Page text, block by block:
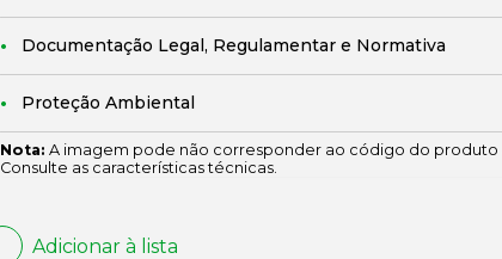
Documentação Legal, Regulamentar e Normativa
Proteção Ambiental
Nota: A imagem pode não corresponder ao código do produto
Consulte as características técnicas.
Adicionar à lista